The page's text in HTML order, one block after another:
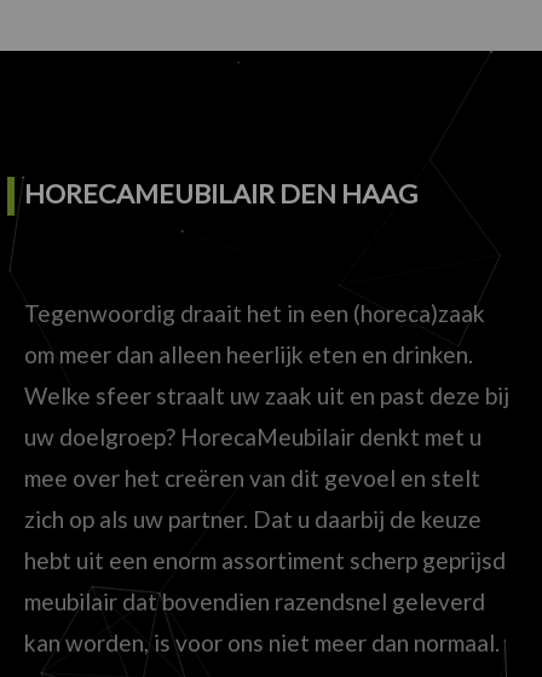
HORECAMEUBILAIR DEN HAAG
Tegenwoordig draait het in een (horeca)zaak
om meer dan alleen heerlijk eten en drinken.
Welke sfeer straalt uw zaak uit en past deze bij
uw doelgroep? HorecaMeubilair denkt met u
mee over het creëren van dit gevoel en stelt
zich op als uw partner. Dat u daarbij de keuze
hebt uit een enorm assortiment scherp geprijsd
meubilair dat bovendien razendsnel geleverd
kan worden, is voor ons niet meer dan normaal.